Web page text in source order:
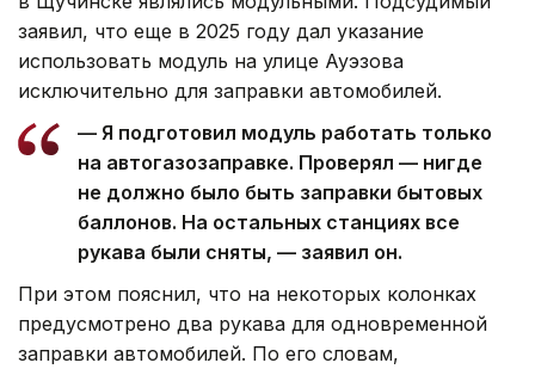
заявил, что еще в 2025 году дал указание
использовать модуль на улице Ауэзова
исключительно для заправки автомобилей.
— Я подготовил модуль работать только
на автогазозаправке. Проверял — нигде
не должно было быть заправки бытовых
баллонов. На остальных станциях все
рукава были сняты, — заявил он.
При этом пояснил, что на некоторых колонках
предусмотрено два рукава для одновременной
заправки автомобилей. По его словам,